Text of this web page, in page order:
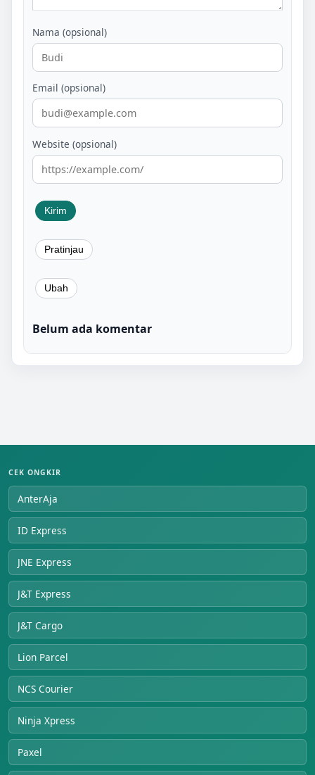
Nama (opsional)
Email (opsional)
Website (opsional)
Belum ada komentar
CEK ONGKIR
AnterAja
ID Express
JNE Express
J&T Express
J&T Cargo
Lion Parcel
NCS Courier
Ninja Xpress
Paxel